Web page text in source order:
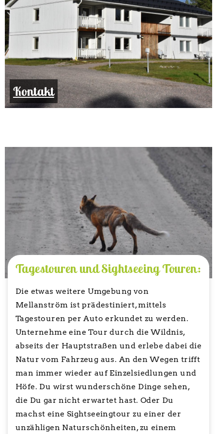
Kontakt
Tagestouren und Sightseeing Touren:
Die etwas weitere Umgebung von
Mellanström ist prädestiniert, mittels
Tagestouren per Auto erkundet zu werden.
Unternehme eine Tour durch die Wildnis,
abseits der Hauptstraßen und erlebe dabei die
Natur vom Fahrzeug aus. An den Wegen trifft
man immer wieder auf Einzelsiedlungen und
Höfe. Du wirst wunderschöne Dinge sehen,
die Du gar nicht erwartet hast. Oder Du
machst eine Sightseeingtour zu einer der
unzähligen Naturschönheiten, zu einem